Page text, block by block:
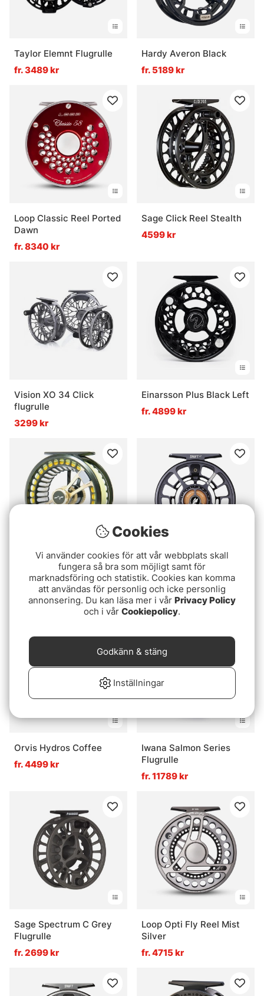
Taylor Elemnt Flugrulle
fr. 3489 kr
Hardy Averon Black
fr. 5189 kr
Loop Classic Reel Ported
Dawn
fr. 8340 kr
Sage Click Reel Stealth
4599 kr
Vision XO 34 Click
flugrulle
3299 kr
Einarsson Plus Black Left
fr. 4899 kr
Guideline Fario LW
Flugrulle Dk. Grey
Green/Gold
fr. 4299 kr
Sage Shift LT Flugrulle
Squall
fr. 5999 kr
Orvis Hydros Coffee
fr. 4499 kr
Iwana Salmon Series
Flugrulle
fr. 11789 kr
Sage Spectrum C Grey
Flugrulle
fr. 2699 kr
Loop Opti Fly Reel Mist
Silver
fr. 4715 kr
Cookies
Vi använder cookies för att vår webbplats skall
fungera så bra som möjligt samt för
marknadsföring och statistik. Cookies kan komma
att användas för personlig och icke personlig
annonsering. Du kan läsa mer i vår Privacy Policy
och i vår Cookiepolicy.
Inställningar
Godkänn & stäng